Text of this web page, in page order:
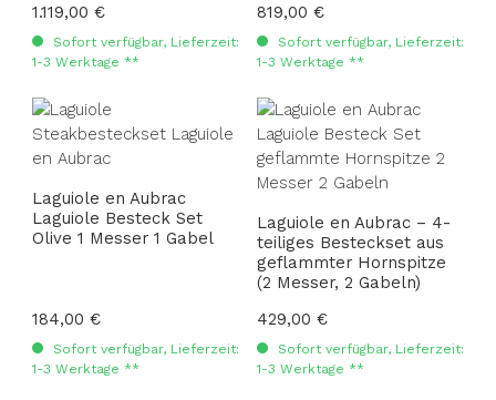
Regulärer Preis:
1.119,00 €
Sofort verfügbar, Lieferzeit:
1-3 Werktage **
Regulärer Preis:
819,00 €
Sofort verfügbar, Lieferzeit:
1-3 Werktage **
Laguiole en Aubrac
Laguiole Besteck Set
Olive 1 Messer 1 Gabel
Regulärer Preis:
184,00 €
Sofort verfügbar, Lieferzeit:
1-3 Werktage **
Laguiole en Aubrac – 4-
teiliges Besteckset aus
geflammter Hornspitze
(2 Messer, 2 Gabeln)
Regulärer Preis:
429,00 €
Sofort verfügbar, Lieferzeit:
1-3 Werktage **